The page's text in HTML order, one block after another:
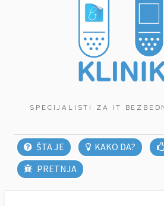
ŠTA JE KAKO DA?
PRETNJA
SPECIJALISTI ZA IT